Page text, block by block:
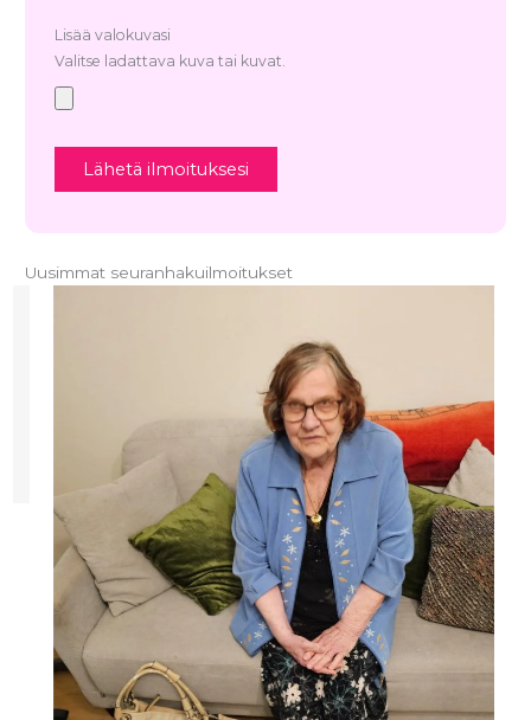
Lisää valokuvasi
Valitse ladattava kuva tai kuvat.
Uusimmat seuranhakuilmoitukset